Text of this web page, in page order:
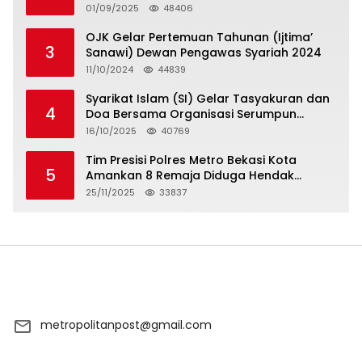
5 Hari atau Hadapi Aksi Rakyat
01/09/2025 48406
3
OJK Gelar Pertemuan Tahunan (Ijtima’
Sanawi) Dewan Pengawas Syariah 2024
11/10/2024 44839
4
Syarikat Islam (SI) Gelar Tasyakuran dan
Doa Bersama Organisasi Serumpun
Syarikat Islam Doa
16/10/2025 40769
5
Tim Presisi Polres Metro Bekasi Kota
Amankan 8 Remaja Diduga Hendak
Tawuran
25/11/2025 33837
metropolitanpost@gmail.com